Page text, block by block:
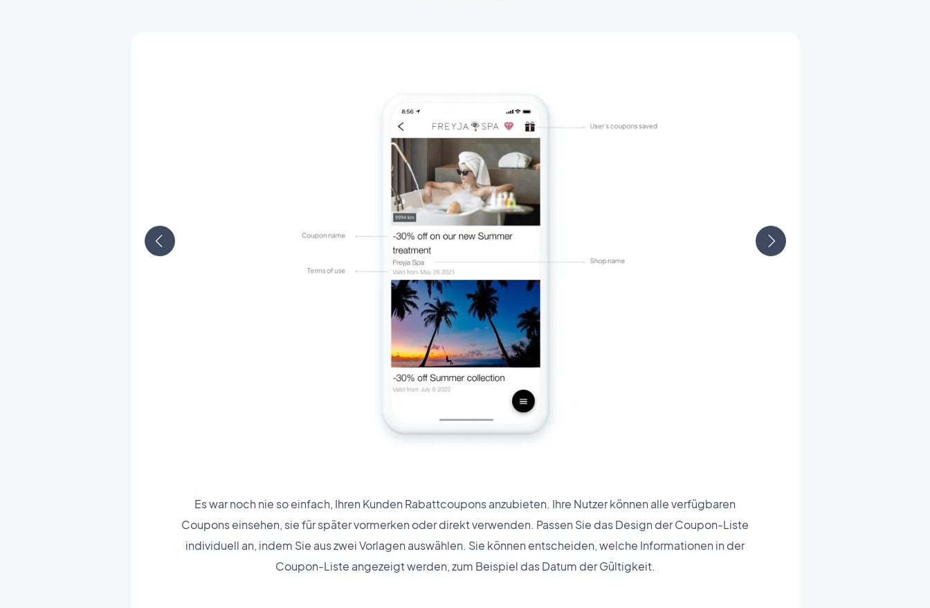
Es war noch nie so einfach, Ihren Kunden Rabattcoupons anzubieten. Ihre Nutzer können alle verfügbaren
Coupons einsehen, sie für später vormerken oder direkt verwenden. Passen Sie das Design der Coupon-Liste
individuell an, indem Sie aus zwei Vorlagen auswählen. Sie können entscheiden, welche Informationen in der
Coupon-Liste angezeigt werden, zum Beispiel das Datum der Gültigkeit.